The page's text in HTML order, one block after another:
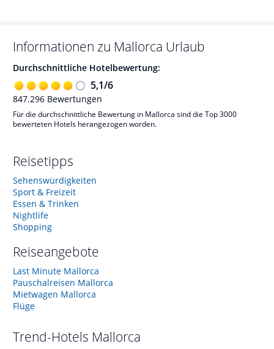
Informationen zu Mallorca Urlaub
Durchschnittliche Hotelbewertung:
5,1/6
847.296 Bewertungen
Für die durchschnittliche Bewertung in Mallorca sind die Top 3000
bewerteten Hotels herangezogen worden.
Reisetipps
Sehenswürdigkeiten
Sport & Freizeit
Essen & Trinken
Nightlife
Shopping
Reiseangebote
Last Minute Mallorca
Pauschalreisen Mallorca
Mietwagen Mallorca
Flüge
Trend-Hotels Mallorca